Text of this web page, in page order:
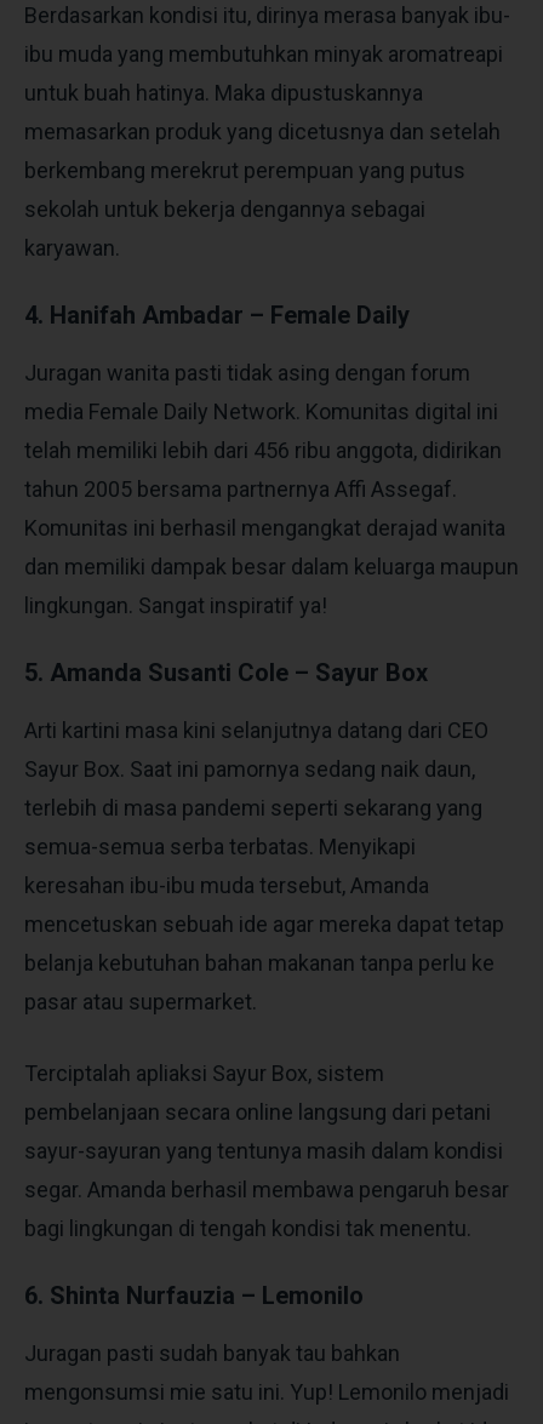
Berdasarkan kondisi itu, dirinya merasa banyak ibu-
ibu muda yang membutuhkan minyak aromatreapi
untuk buah hatinya. Maka dipustuskannya
memasarkan produk yang dicetusnya dan setelah
berkembang merekrut perempuan yang putus
sekolah untuk bekerja dengannya sebagai
karyawan.
4. Hanifah Ambadar – Female Daily
Juragan wanita pasti tidak asing dengan forum
media Female Daily Network. Komunitas digital ini
telah memiliki lebih dari 456 ribu anggota, didirikan
tahun 2005 bersama partnernya Affi Assegaf.
Komunitas ini berhasil mengangkat derajad wanita
dan memiliki dampak besar dalam keluarga maupun
lingkungan. Sangat inspiratif ya!
5. Amanda Susanti Cole – Sayur Box
Arti kartini masa kini selanjutnya datang dari CEO
Sayur Box. Saat ini pamornya sedang naik daun,
terlebih di masa pandemi seperti sekarang yang
semua-semua serba terbatas. Menyikapi
keresahan ibu-ibu muda tersebut, Amanda
mencetuskan sebuah ide agar mereka dapat tetap
belanja kebutuhan bahan makanan tanpa perlu ke
pasar atau supermarket.
Terciptalah apliaksi Sayur Box, sistem
pembelanjaan secara online langsung dari petani
sayur-sayuran yang tentunya masih dalam kondisi
segar. Amanda berhasil membawa pengaruh besar
bagi lingkungan di tengah kondisi tak menentu.
6. Shinta Nurfauzia – Lemonilo
Juragan pasti sudah banyak tau bahkan
mengonsumsi mie satu ini. Yup! Lemonilo menjadi